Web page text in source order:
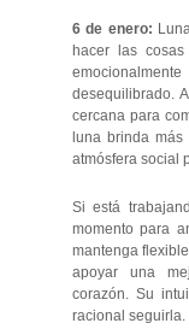
6 de enero:
hacer las
desequilibrado.
cercana para
luna brinda más
atmósfera social
Si está
momento para
mantenga
apoyar una
corazón. Su
racional seguirla.